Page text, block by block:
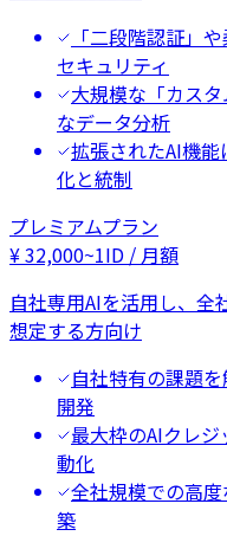
「二段階認証」
セキュリティ
大規模な「カス
なデータ分析
拡張されたAI機
化と統制
プレミアムプラン
¥32,000~1ID / 月額
自社専用AIを活用し、全
想定する方向け
自社特有の課題
開発
最大枠のAIクレ
動化
全社規模での高
築